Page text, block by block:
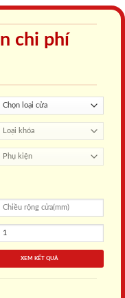
chi phí
XEM KẾT QUẢ